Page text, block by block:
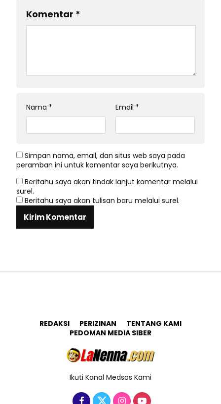
Komentar *
Nama * Email *
Simpan nama, email, dan situs web saya pada
peramban ini untuk komentar saya berikutnya.
Beritahu saya akan tindak lanjut komentar melalui
surel.
Beritahu saya akan tulisan baru melalui surel.
REDAKSI PERIZINAN
TENTANG KAMI
PEDOMAN MEDIA SIBER
Ikuti Kanal Medsos Kami